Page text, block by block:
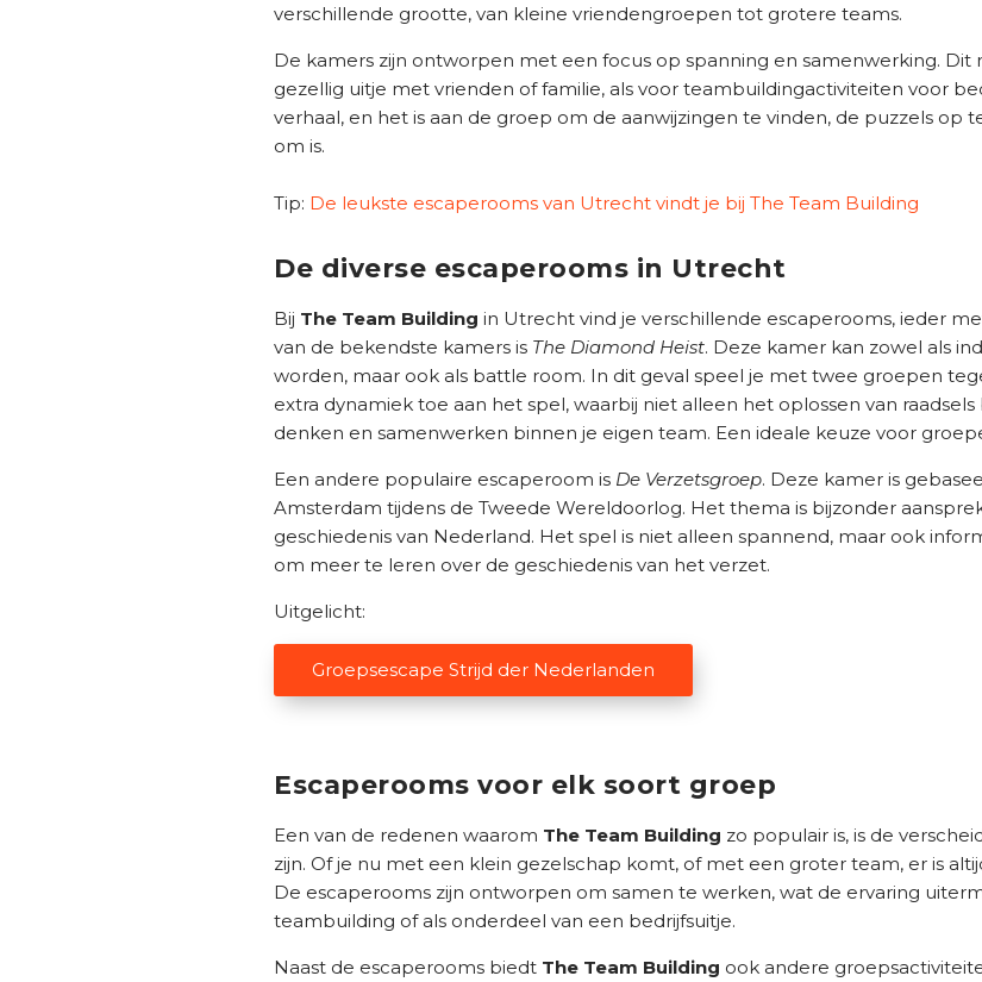
verschillende grootte, van kleine vriendengroepen tot grotere teams.
De kamers zijn ontworpen met een focus op spanning en samenwerking. Dit
gezellig uitje met vrienden of familie, als voor teambuildingactiviteiten voor
verhaal, en het is aan de groep om de aanwijzingen te vinden, de puzzels op
om is.
Tip: De leukste escaperooms van Utrecht vindt je bij The Team Building
De diverse escaperooms in Utrecht
Bij The Team Building in Utrecht vind je verschillende escaperooms, ieder
van de bekendste kamers is The Diamond Heist. Deze kamer kan zowel als
worden, maar ook als battle room. In dit geval speel je met twee groepen
extra dynamiek toe aan het spel, waarbij niet alleen het oplossen van
denken en samenwerken binnen je eigen team. Een ideale keuze voor
Een andere populaire escaperoom is De Verzetsgroep. Deze kamer is
Amsterdam tijdens de Tweede Wereldoorlog. Het thema is bijzonder
geschiedenis van Nederland. Het spel is niet alleen spannend, maar ook
om meer te leren over de geschiedenis van het verzet.
Uitgelicht:
Groepsescape Strijd der Nederlanden
Escaperooms voor elk soort groep
Een van de redenen waarom The Team Building zo populair is, is de
zijn. Of je nu met een klein gezelschap komt, of met een groter team, er is
De escaperooms zijn ontworpen om samen te werken, wat de ervaring
teambuilding of als onderdeel van een bedrijfsuitje.
Naast de escaperooms biedt The Team Building ook andere